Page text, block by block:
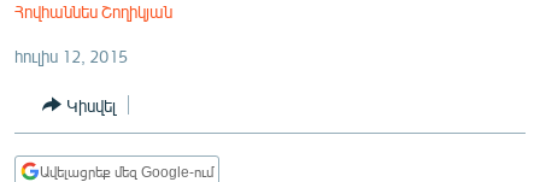
հիմնական
մենյուին
ՔԱՂԱՔԱԿԱՆ
ԸՆՏՐՈՒԹՅՈՒՆՆԵՐ 2026
ԻՐԱՎՈՒՆՔ
ՀԱՍԱՐԱԿՈՒԹՅՈՒՆ
Հովհաննես Շողիկյան
հուլիս 12, 2015
Կիսվել
Ավելացրեք մեզ Google-ում